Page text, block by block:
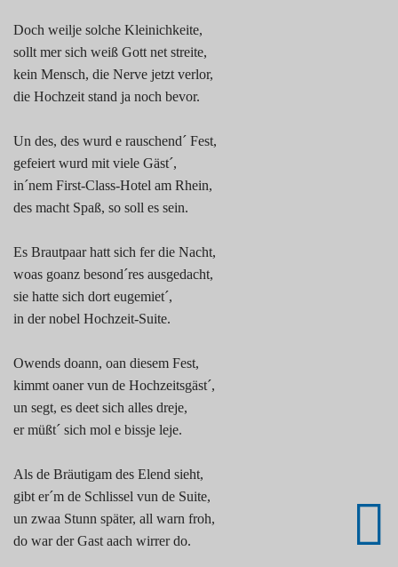
Doch weilje solche Kleinichkeite,
sollt mer sich weiß Gott net streite,
kein Mensch, die Nerve jetzt verlor,
die Hochzeit stand ja noch bevor.
Un des, des wurd e rauschend´ Fest,
gefeiert wurd mit viele Gäst´,
in´nem First-Class-Hotel am Rhein,
des macht Spaß, so soll es sein.
Es Brautpaar hatt sich fer die Nacht,
woas goanz besond´res ausgedacht,
sie hatte sich dort eugemiet´,
in der nobel Hochzeit-Suite.
Owends doann, oan diesem Fest,
kimmt oaner vun de Hochzeitsgäst´,
un segt, es deet sich alles dreje,
er müßt´ sich mol e bissje leje.
Als de Bräutigam des Elend sieht,
gibt er´m de Schlissel vun de Suite,
un zwaa Stunn später, all warn froh,
do war der Gast aach wirrer do.